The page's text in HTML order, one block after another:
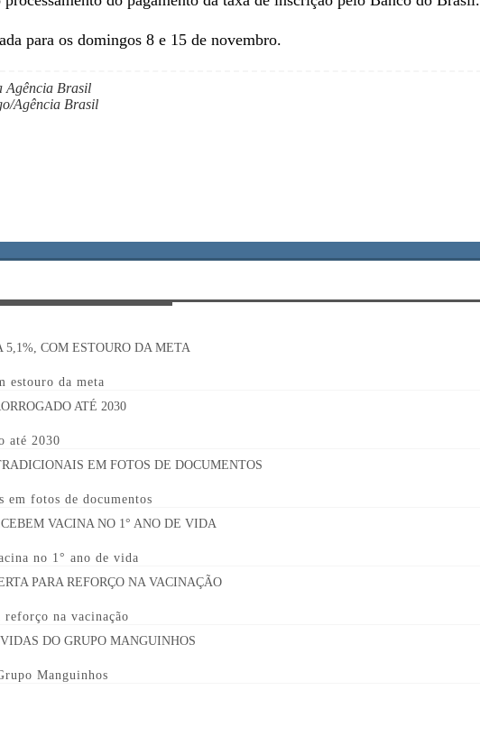
para os domingos 8 e 15 de novembro.
Agência Brasil
Agência Brasil
estouro da meta
até 2030
em fotos de documentos
no 1° ano de vida
reforço na vacinação
Manguinhos